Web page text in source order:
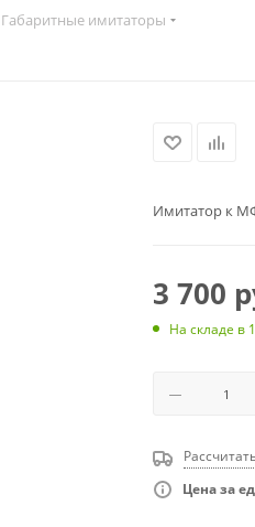
Габаритные имитаторы
Имитатор к
3 700
На складе в
Цена за